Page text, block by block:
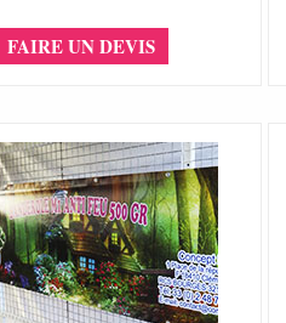
FAIRE UN DEVIS